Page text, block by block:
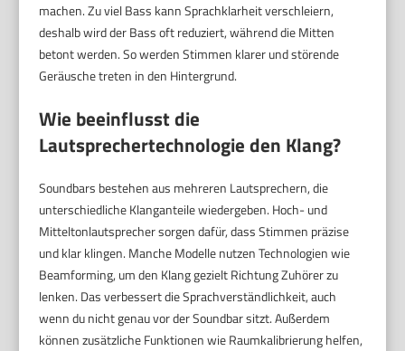
machen. Zu viel Bass kann Sprachklarheit verschleiern,
deshalb wird der Bass oft reduziert, während die Mitten
betont werden. So werden Stimmen klarer und störende
Geräusche treten in den Hintergrund.
Wie beeinflusst die
Lautsprechertechnologie den Klang?
Soundbars bestehen aus mehreren Lautsprechern, die
unterschiedliche Klanganteile wiedergeben. Hoch- und
Mitteltonlautsprecher sorgen dafür, dass Stimmen präzise
und klar klingen. Manche Modelle nutzen Technologien wie
Beamforming, um den Klang gezielt Richtung Zuhörer zu
lenken. Das verbessert die Sprachverständlichkeit, auch
wenn du nicht genau vor der Soundbar sitzt. Außerdem
können zusätzliche Funktionen wie Raumkalibrierung helfen,